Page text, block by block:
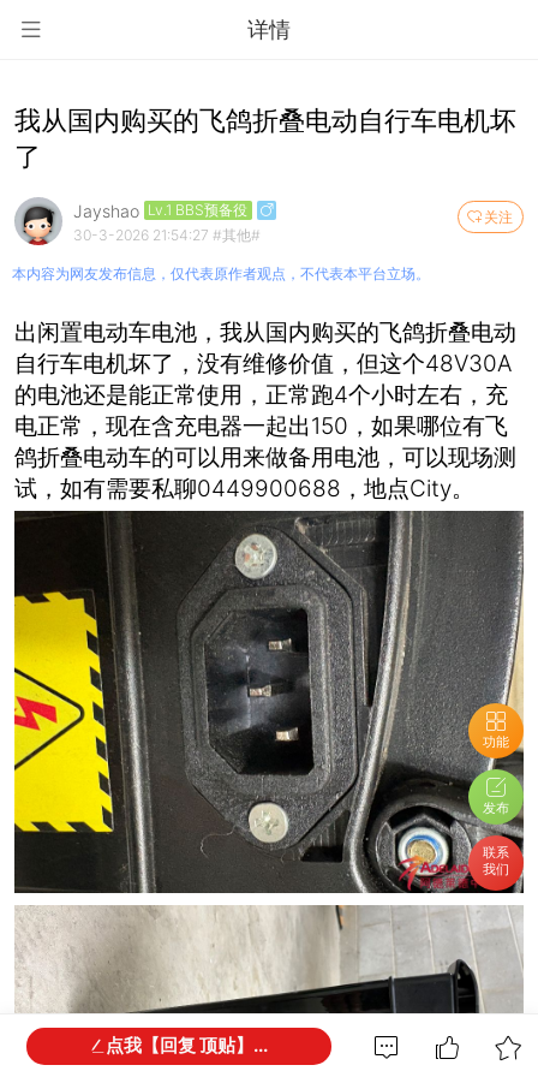
详情
功能
发布
联系
我们
我从国内购买的飞鸽折叠电动自行车电机坏
了
关注
Jayshao Lv.1 BBS预备役
30-3-2026 21:54:27 #其他#
本内容为网友发布信息，仅代表原作者观点，不代表本平台立场。
出闲置电动车电池，我从国内购买的飞鸽折叠电动
自行车电机坏了，没有维修价值，但这个48V30A
的电池还是能正常使用，正常跑4个小时左右，充
电正常，现在含充电器一起出150，如果哪位有飞
鸽折叠电动车的可以用来做备用电池，可以现场测
试，如有需要私聊0449900688，地点City。
点我【回复 顶贴】...